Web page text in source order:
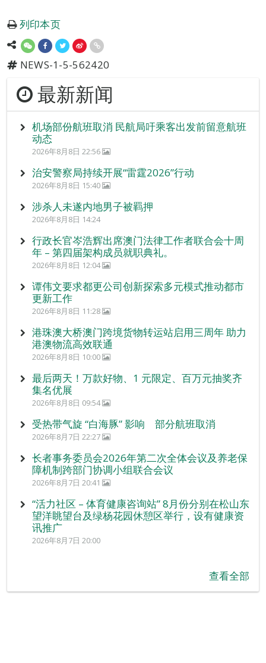
列印本页
NEWS-1-5-562420
最新新闻
机场部份航班取消 民航局吁乘客出发前留意航班
动态
2026年8月8日 22:56
治安警察局持续开展“雷霆2026”行动
2026年8月8日 15:40
涉杀人未遂内地男子被羁押
2026年8月8日 14:24
行政长官岑浩辉出席澳门法律工作者联合会十周
年 – 第四届架构成员就职典礼。
2026年8月8日 12:04
谭伟文要求都更公司创新探索多元模式推动都市
更新工作
2026年8月8日 11:28
港珠澳大桥澳门跨境货物转运站启用三周年 助力
港澳物流高效联通
2026年8月8日 10:00
最后两天！万款好物、1 元限定、百万元抽奖齐
集名优展
2026年8月8日 09:54
受热带气旋 “白海豚” 影响 部分航班取消
2026年8月7日 22:27
长者事务委员会2026年第二次全体会议及养老保
障机制跨部门协调小组联合会议
2026年8月7日 20:41
“活力社区 – 体育健康咨询站” 8月份分别在松山东
望洋眺望台及绿杨花园休憩区举行，设有健康资
讯推广
2026年8月7日 20:00
查看全部